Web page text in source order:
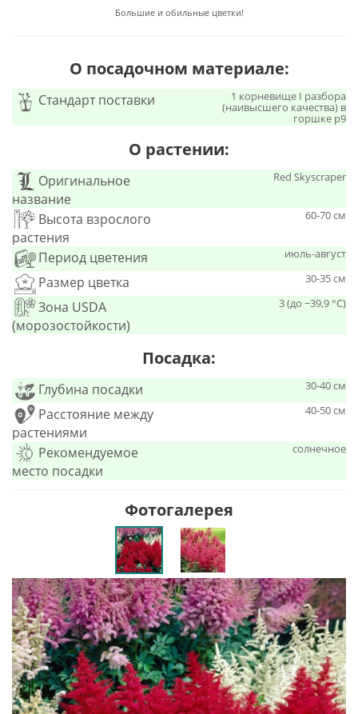
Большие и обильные цветки!
О посадочном материале:
Стандарт поставки 1 корневище I разбора
(наивысшего качества) в
горшке р9
О растении:
Оригинальное
название
Red Skyscraper
Высота взрослого
растения
60-70 см
Период цветения июль-август
Размер цветка 30-35 см
Зона USDA
(морозостойкости)
3 (до −39,9 °C)
Посадка:
Глубина посадки 30-40 см
Расстояние между
растениями
40-50 см
Рекомендуемое
место посадки
солнечное
Фотогалерея